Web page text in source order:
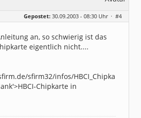
Gepostet: 30.09.2003 - 08:30 Uhr · #4
an, so schwierig ist das
eigentlich nicht....
sfirm32/infos/HBCI_Chipka
Chipkarte in